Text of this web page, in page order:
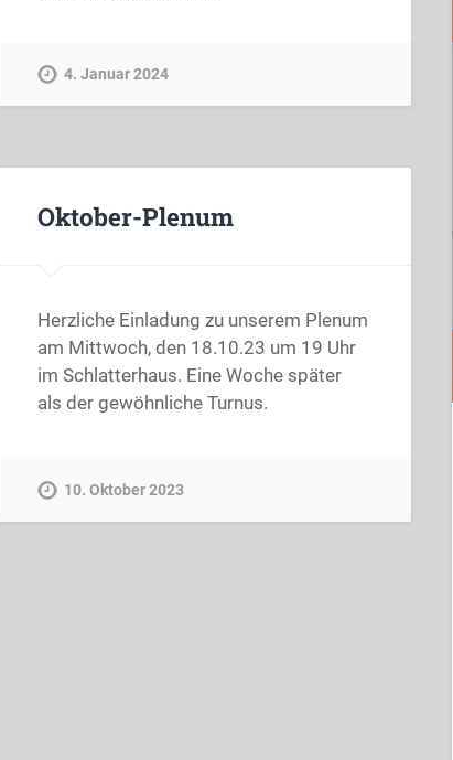
4. Januar 2024
Oktober-Plenum
Herzliche Einladung zu unserem Plenum
am Mittwoch, den 18.10.23 um 19 Uhr
im Schlatterhaus. Eine Woche später
als der gewöhnliche Turnus.
10. Oktober 2023